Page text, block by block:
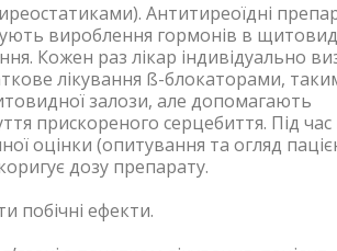
Антитиреоїдні
вироблення гормонів в
Кожен раз лікар індивідуально
лікування ß-блокаторами,
залози, але допомагають
прискореного серцебиття. Під час
оцінки (опитування та огляд
дозу препарату.
побічні ефекти.